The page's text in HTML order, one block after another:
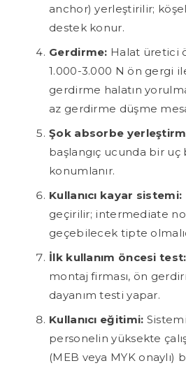
anchor) yerleştirilir;
destek konur.
Gerdirme: Halat üretici
1.000-3.000 N ön gergi
gerdirme halatın
az gerdirme düşme
Şok absorbe
başlangıç ucunda bir uç
konumlanır.
Kullanıcı kayar sistemi:
geçirilir; intermediate
geçebilecek tipte
İlk kullanım öncesi test:
montaj firması, ön
dayanım testi yapar.
Kullanıcı eğitimi:
personelin yüksekte
(MEB veya MYK onaylı)